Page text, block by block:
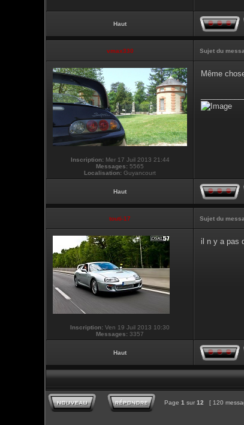
Haut
vmax330 Sujet du
Inscription:Mer 17 Juil 2013 21:44
Messages: 5565
Localisation: Guyancourt
Même
Haut
touti-17 Sujet du
Inscription: Ven 19 Juil 2013 10:30
Messages: 3357
il n y a pas
Haut
Page 1 sur 12 [ 120